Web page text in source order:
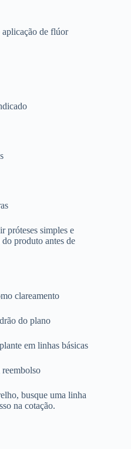
aplicação de flúor
próteses simples e
produto antes de
clareamento
do plano
em linhas básicas
reembolso
busque uma linha
na cotação.